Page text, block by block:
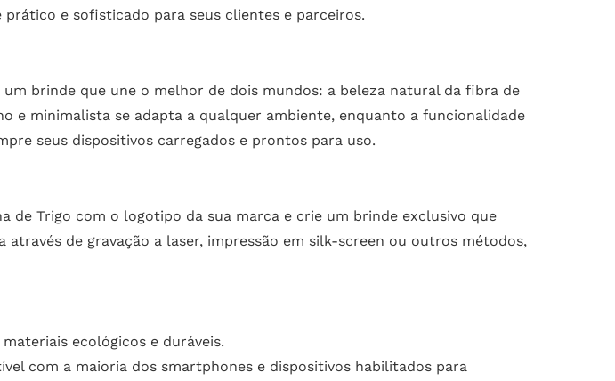
e sofisticado para seus clientes e parceiros.
brinde que une o melhor de dois mundos: a beleza natural da fibra de
e minimalista se adapta a qualquer ambiente, enquanto a funcionalidade
seus dispositivos carregados e prontos para uso.
de Trigo com o logotipo da sua marca e crie um brinde exclusivo que
de gravação a laser, impressão em silk-screen ou outros métodos,
ecológicos e duráveis.
com a maioria dos smartphones e dispositivos habilitados para